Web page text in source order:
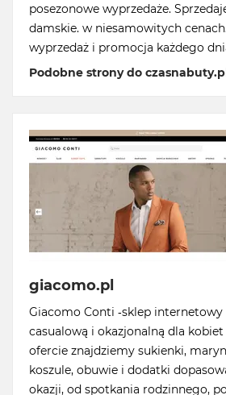
posezonowe wyprzedaże.
damskie. w niesamowitych
wyprzedaż i promocja każdego
Podobne strony do
giacomo.pl
Giacomo Conti -sklep internetowy
casualową i okazjonalną dla
ofercie znajdziemy sukienki,
koszule, obuwie i dodatki
okazji, od spotkania rodzinnego,